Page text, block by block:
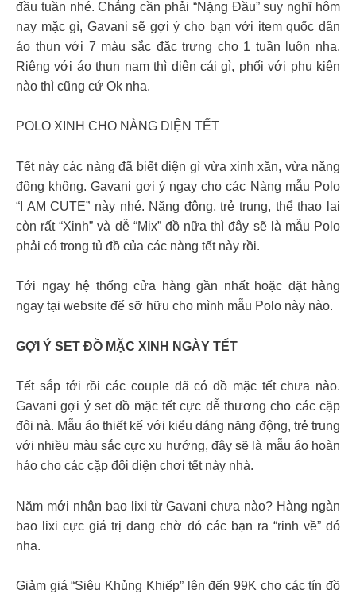
đầu tuần nhé. Chẳng cần phải “Nặng Đầu” suy nghĩ hôm
nay mặc gì, Gavani sẽ gợi ý cho bạn với item quốc dân
áo thun với 7 màu sắc đặc trưng cho 1 tuần luôn nha.
Riêng với áo thun nam thì diện cái gì, phối với phụ kiện
nào thì cũng cứ Ok nha.
POLO XINH CHO NÀNG DIỆN TẾT
Tết này các nàng đã biết diện gì vừa xinh xăn, vừa năng
động không. Gavani gợi ý ngay cho các Nàng mẫu Polo
“I AM CUTE” này nhé. Năng động, trẻ trung, thể thao lại
còn rất “Xinh” và dễ “Mix” đồ nữa thì đây sẽ là mẫu Polo
phải có trong tủ đồ của các nàng tết này rồi.
Tới ngay hệ thống cửa hàng gần nhất hoặc đặt hàng
ngay tại website để sỡ hữu cho mình mẫu Polo này nào.
GỢI Ý SET ĐỒ MẶC XINH NGÀY TẾT
Tết sắp tới rồi các couple đã có đồ mặc tết chưa nào.
Gavani gợi ý set đồ mặc tết cực dễ thương cho các cặp
đôi nà. Mẫu áo thiết kế với kiểu dáng năng động, trẻ trung
với nhiều màu sắc cực xu hướng, đây sẽ là mẫu áo hoàn
hảo cho các cặp đôi diện chơi tết này nhà.
Năm mới nhận bao lixi từ Gavani chưa nào? Hàng ngàn
bao lixi cực giá trị đang chờ đó các bạn ra “rinh về” đó
nha.
Giảm giá “Siêu Khủng Khiếp” lên đến 99K cho các tín đồ